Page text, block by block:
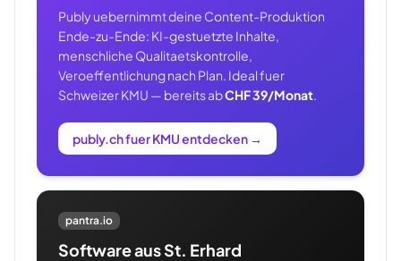
Publy uebernimmt deine Content-Produktion
Ende-zu-Ende: KI-gestuetzte Inhalte,
menschliche Qualitaetskontrolle,
Veroeffentlichung nach Plan. Ideal fuer
Schweizer KMU — bereits abCHF 39/Monat.
publy.ch fuer KMU entdecken →
pantra.io
Software aus St. Erhard